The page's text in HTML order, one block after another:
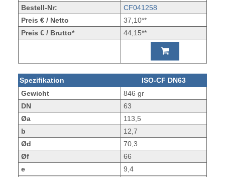
Bestell-Nr:
CF041258
Preis € / Netto
37,10**
Preis € / Brutto*
44,15**
Spezifikation
ISO-CF DN63
Gewicht
846 gr
DN
63
Øa
113,5
b
12,7
Ød
70,3
Øf
66
e
9,4